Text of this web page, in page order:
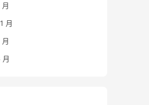
月
月